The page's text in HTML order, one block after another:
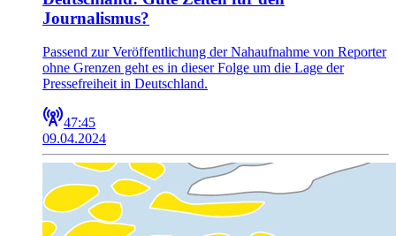
Journalismus?
Passend zur Veröffentlichung der Nahaufnahme von Reporter
ohne Grenzen geht es in dieser Folge um die Lage der
Pressefreiheit in Deutschland.
47:45
09.04.2024